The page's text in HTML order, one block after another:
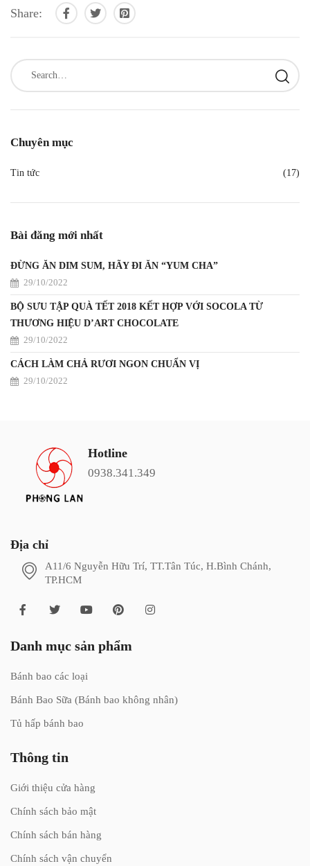
Share:
Chuyên mục
Tin tức (17)
Bài đăng mới nhất
ĐỪNG ĂN DIM SUM, HÃY ĐI ĂN “YUM CHA”
29/10/2022
BỘ SƯU TẬP QUÀ TẾT 2018 KẾT HỢP VỚI SOCOLA TỪ
THƯƠNG HIỆU D’ART CHOCOLATE
29/10/2022
CÁCH LÀM CHẢ RƯƠI NGON CHUẨN VỊ
29/10/2022
Hotline
0938.341.349
Địa chỉ
A11/6 Nguyễn Hữu Trí, TT.Tân Túc, H.Bình Chánh,
TP.HCM
Danh mục sản phẩm
Bánh bao các loại
Bánh Bao Sữa (Bánh bao không nhân)
Tủ hấp bánh bao
Thông tin
Giới thiệu cửa hàng
Chính sách bảo mật
Chính sách bán hàng
Chính sách vận chuyển